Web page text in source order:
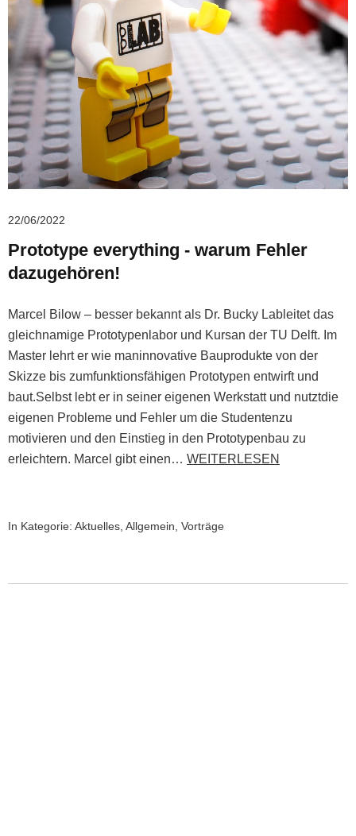
22/06/2022
Prototype everything ‐ warum Fehler
dazugehören!
Marcel Bilow – besser bekannt als Dr. Bucky Lableitet das
gleichnamige Prototypenlabor und Kursan der TU Delft. Im
Master lehrt er wie maninnovative Bauprodukte von der
Skizze bis zumfunktionsfähigen Prototypen entwirft und
baut.Selbst lebt er in seiner eigenen Werkstatt und nutztdie
eigenen Probleme und Fehler um die Studentenzu
motivieren und den Einstieg in den Prototypenbau zu
erleichtern. Marcel gibt einen… WEITERLESEN
In Kategorie: Aktuelles Allgemein Vorträge